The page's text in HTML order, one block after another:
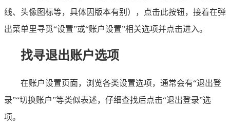
线、头像图标等，具体因版本有别），点击此按钮，接着在弹
出菜单里寻觅“设置”或“账户设置”相关选项并点击进入。
找寻退出账户选项
在账户设置页面，浏览各类设置选项，通常会有“退出登
录”“切换账户”等类似表述，仔细查找后点击“退出登录”选
项。